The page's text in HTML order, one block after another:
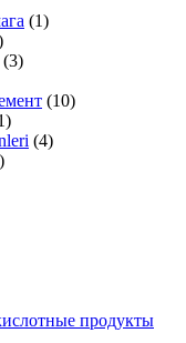
(1)
(3)
(10)
(4)
продукты